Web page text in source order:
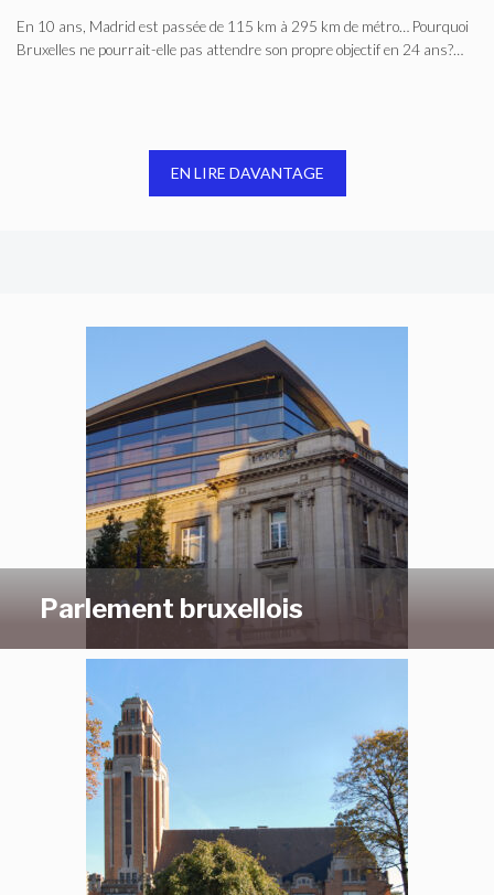
En 10 ans, Madrid est passée de 115 km à 295 km de métro… Pourquoi
Bruxelles ne pourrait-elle pas attendre son propre objectif en 24 ans?…
EN LIRE DAVANTAGE
Parlement bruxellois